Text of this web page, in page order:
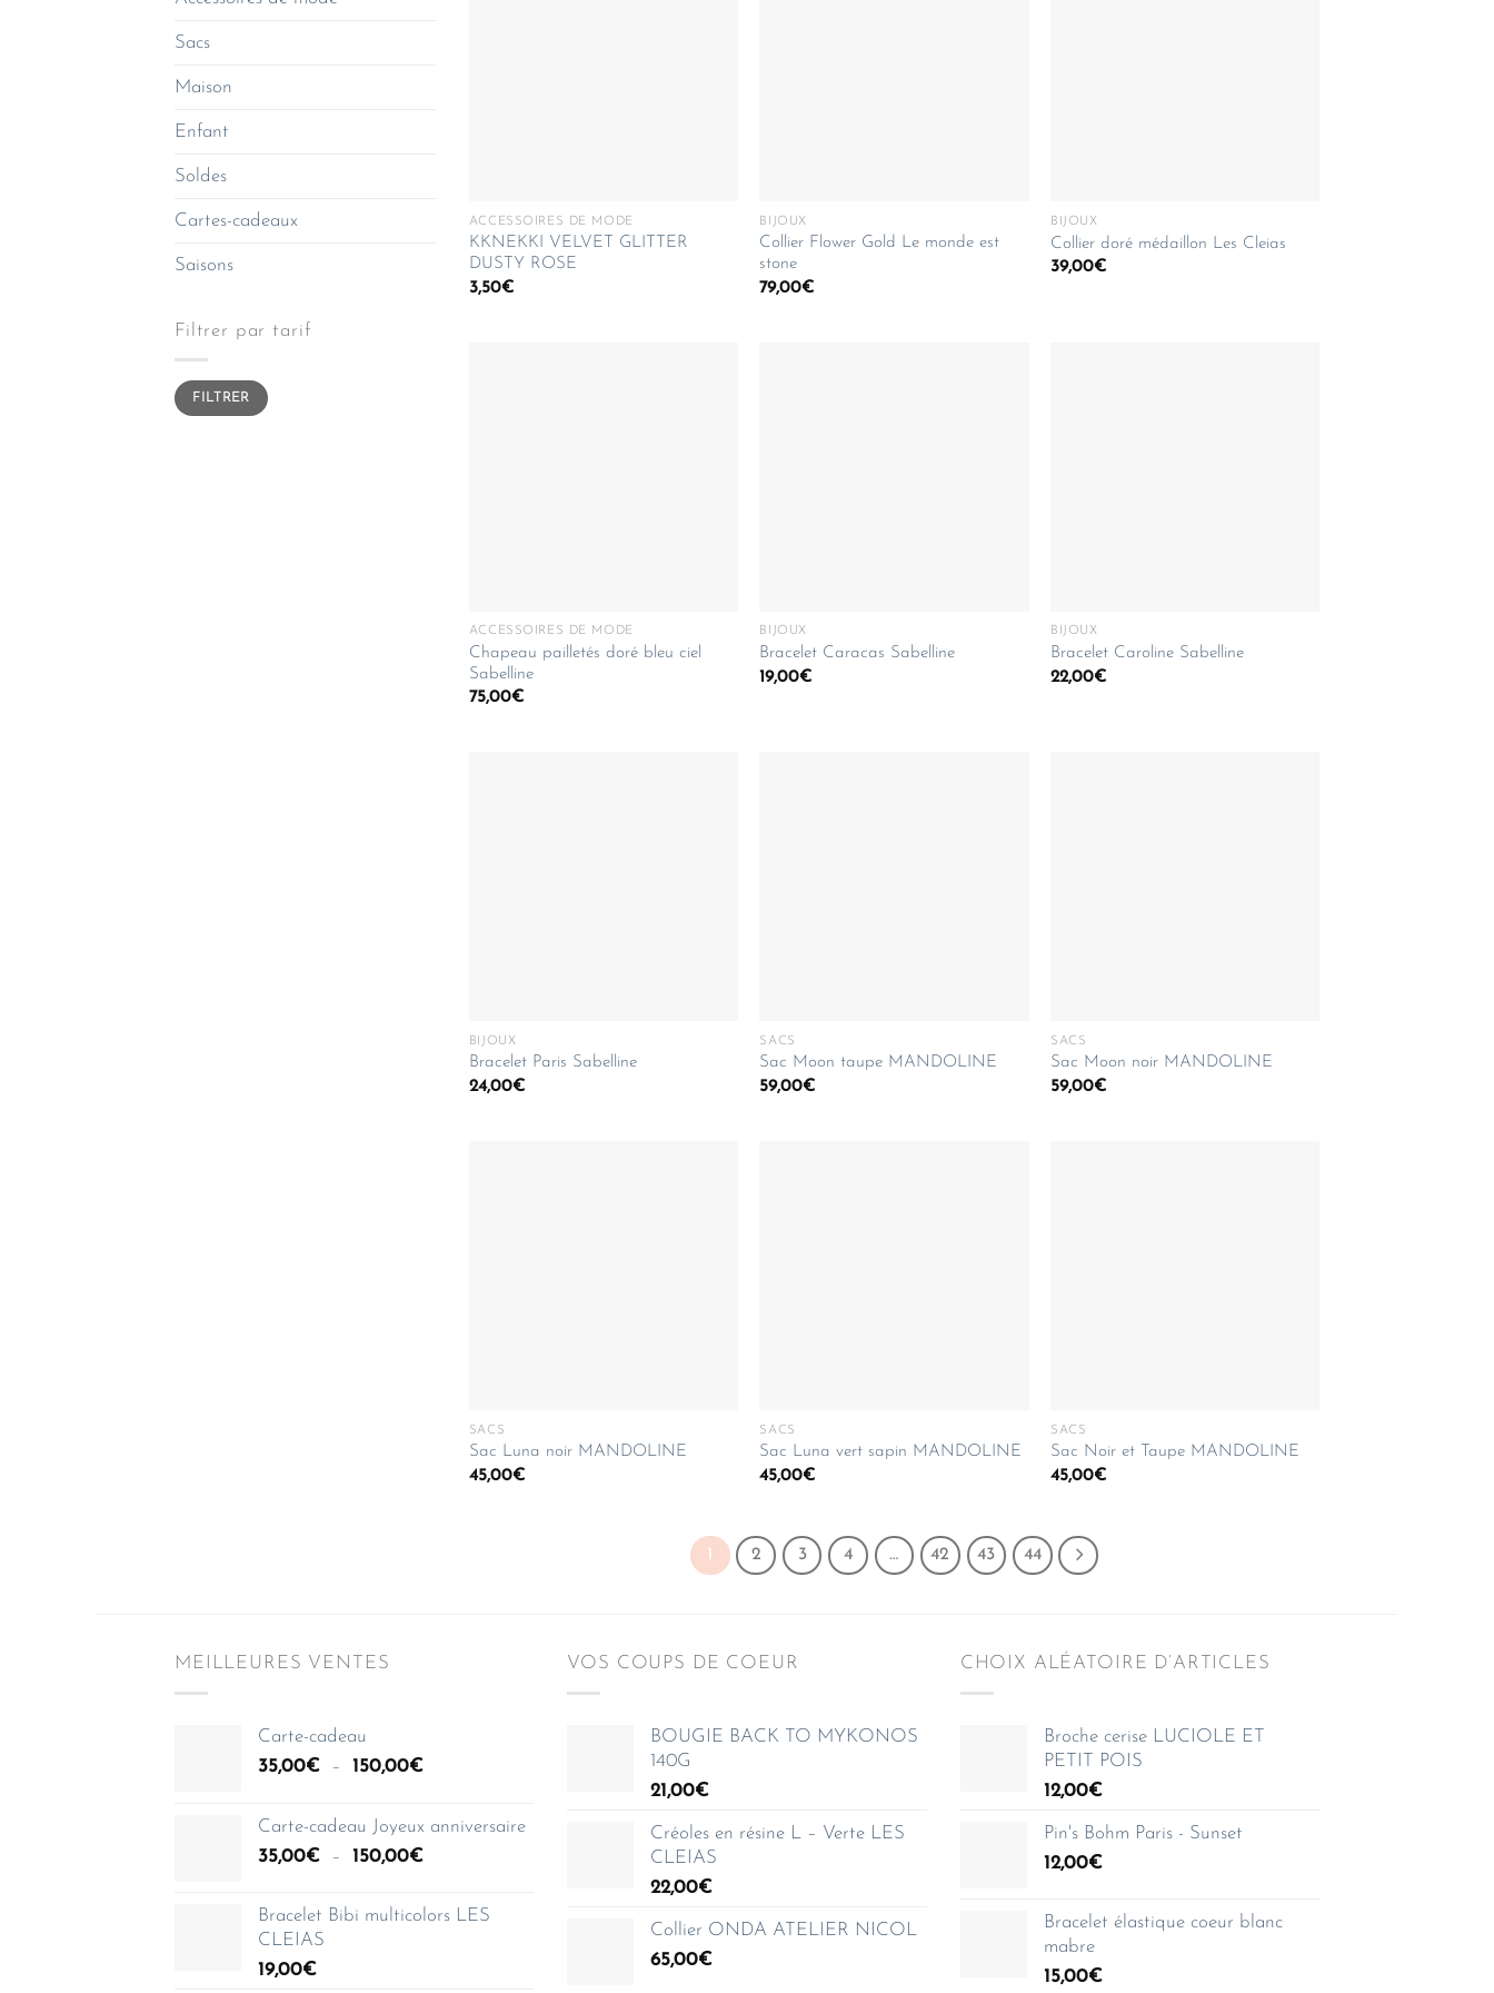
Sacs
Maison
Enfant
Soldes
Cartes-cadeaux
Saisons
Filtrer par tarif
Prix
min
Prix
maxFILTRER
ACCESSOIRES DE MODE
KKNEKKI VELVET GLITTER
DUSTY ROSE
3,50€
BIJOUX
Collier Flower Gold Le monde est
stone
79,00€
BIJOUX
Collier doré médaillon Les Cleias
39,00€
ACCESSOIRES DE MODE
Chapeau pailletés doré bleu ciel
Sabelline
75,00€
BIJOUX
Bracelet Caracas Sabelline
19,00€
BIJOUX
Bracelet Caroline Sabelline
22,00€
BIJOUX
Bracelet Paris Sabelline
24,00€
SACS
Sac Moon taupe MANDOLINE
59,00€
SACS
Sac Moon noir MANDOLINE
59,00€
SACS
Sac Luna noir MANDOLINE
45,00€
SACS
Sac Luna vert sapin MANDOLINE
45,00€
SACS
Sac Noir et Taupe MANDOLINE
45,00€
1 2 3 4 … 42 43 44
MEILLEURES VENTES
Carte-cadeau
35,00€ – 150,00€Plage
à
Carte-cadeau Joyeux anniversaire
35,00€ – 150,00€Plage
prix :
Bracelet Bibi multicolors LES
CLEIAS
19,00€
VOS COUPS DE COEUR
BOUGIE BACK TO MYKONOS
140G
21,00€
Créoles en résine L – Verte LES
CLEIAS
22,00€
Collier ONDA ATELIER NICOL
65,00€
CHOIX ALÉATOIRE D’ARTICLES
Broche cerise LUCIOLE ET
PETIT POIS
12,00€
Pin's Bohm Paris - Sunset
12,00€
Bracelet élastique coeur blanc
mabre
15,00€